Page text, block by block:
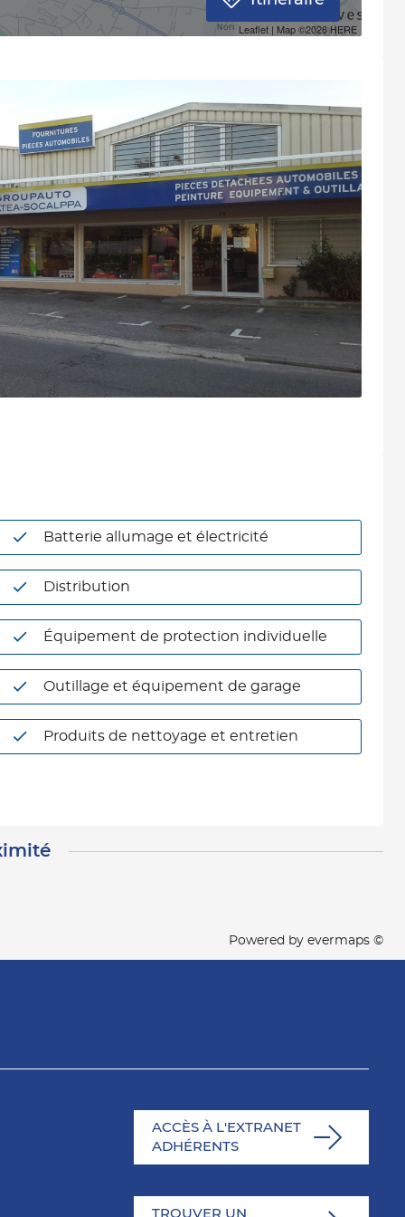
Leaflet | Map ©2026HERE
Batterie allumage et électricité
Distribution
Équipement de protection individuelle
Outillage et équipement de garage
Produits de nettoyage et entretien
Powered by evermaps ©
ACCÈS À L'EXTRANET
ADHÉRENTS
TROUVER UN